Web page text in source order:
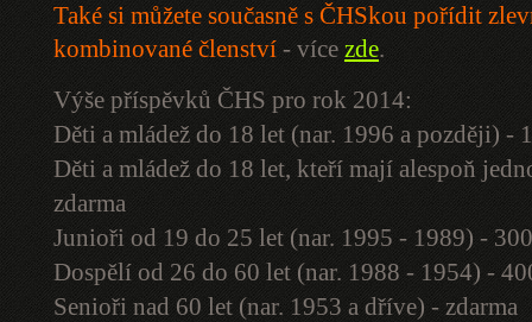
Také si můžete současně s ČHSkou pořídit
kombinované členství - více zde.
Výše příspěvků ČHS pro rok 2014:
Děti a mládež do 18 let (nar. 1996 a později) -
Děti a mládež do 18 let, kteří mají alespoň
zdarma
Junioři od 19 do 25 let (nar. 1995 - 1989) -
Dospělí od 26 do 60 let (nar. 1988 - 1954) -
Senioři nad 60 let (nar. 1953 a dříve) - zdarma